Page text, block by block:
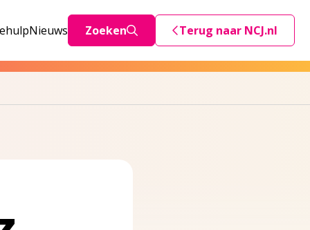
Nieuws Zoeken Terug naar NCJ.nl
Deze link stuurt je terug